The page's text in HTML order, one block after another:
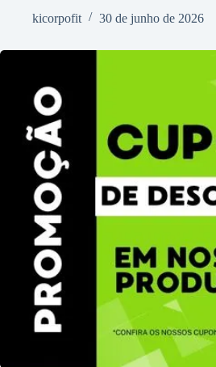
kicorpofit
30 de junho de 2026